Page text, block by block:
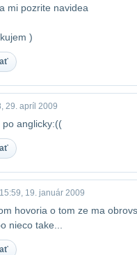
mi pozrite na​videa
)
29. apríl 2009
po anglicky:((
15:59, 19. január 2009
hovoria o tom ze ma
nieco take...